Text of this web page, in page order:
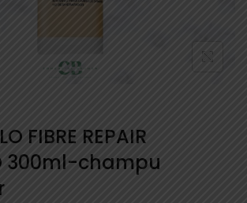
FIBRE REPAIR
300ml-champu